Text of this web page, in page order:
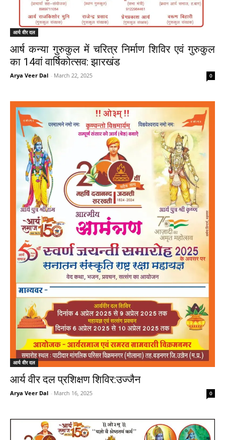
आर्य वीर दल
आर्ष कन्या गुरुकुल में चरित्र निर्माण शिविर एवं गुरुकुल
का 14वां वार्षिकोत्सव: झारखंड
Arya Veer Dal - March 22, 2025 0
आर्य वीर दल
आर्य वीर दल प्रशिक्षण शिविर:उज्जैन
Arya Veer Dal - March 16, 2025 0